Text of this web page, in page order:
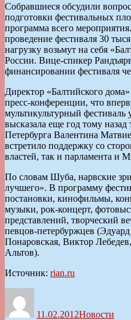
Собравшиеся обсудили
подготовки фестивальных
программа всего
проведение фестиваля 30
нагрузку возьмут на себя
России. Вице-спикер
финансировании фестиваля
Директор «Балтийского
пресс-конференции, что
мультикультурный фестиваль
высказала еще год тому
Петербурга Валентина
встретило поддержку со
властей, так и парламента и
По словам Шуба, нарвские
лучшего». В программу
постановки, кинофильмы,
музыки, рок-концерт,
представлений, творческий
певцов-петербуржцев
Понаровская, Виктор
Альтов).
Источник: rian.ru
11.02.2012Новости